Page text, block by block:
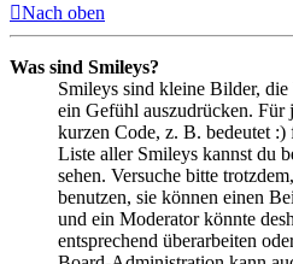
Nach oben
Was sind Smileys?
Smileys sind kleine Bilder,
ein Gefühl auszudrücken. Für
kurzen Code, z. B. bedeutet
Liste aller Smileys kannst du
sehen. Versuche bitte
benutzen, sie können einen
und ein Moderator könnte
entsprechend überarbeiten